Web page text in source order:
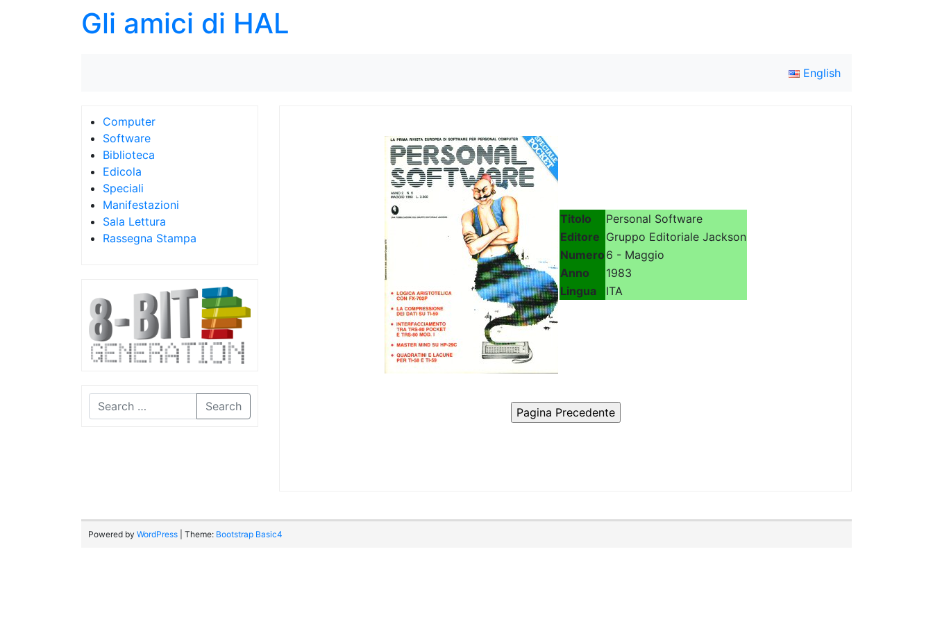
Gli amici di HAL
English
Computer
Software
Biblioteca
Edicola
Speciali
Manifestazioni
Sala Lettura
Rassegna Stampa
Search
Titolo
Personal Software
Editore Gruppo Editoriale Jackson
Numero 6 - Maggio
Anno
1983
Lingua
ITA
Powered by WordPress | Theme: Bootstrap Basic4